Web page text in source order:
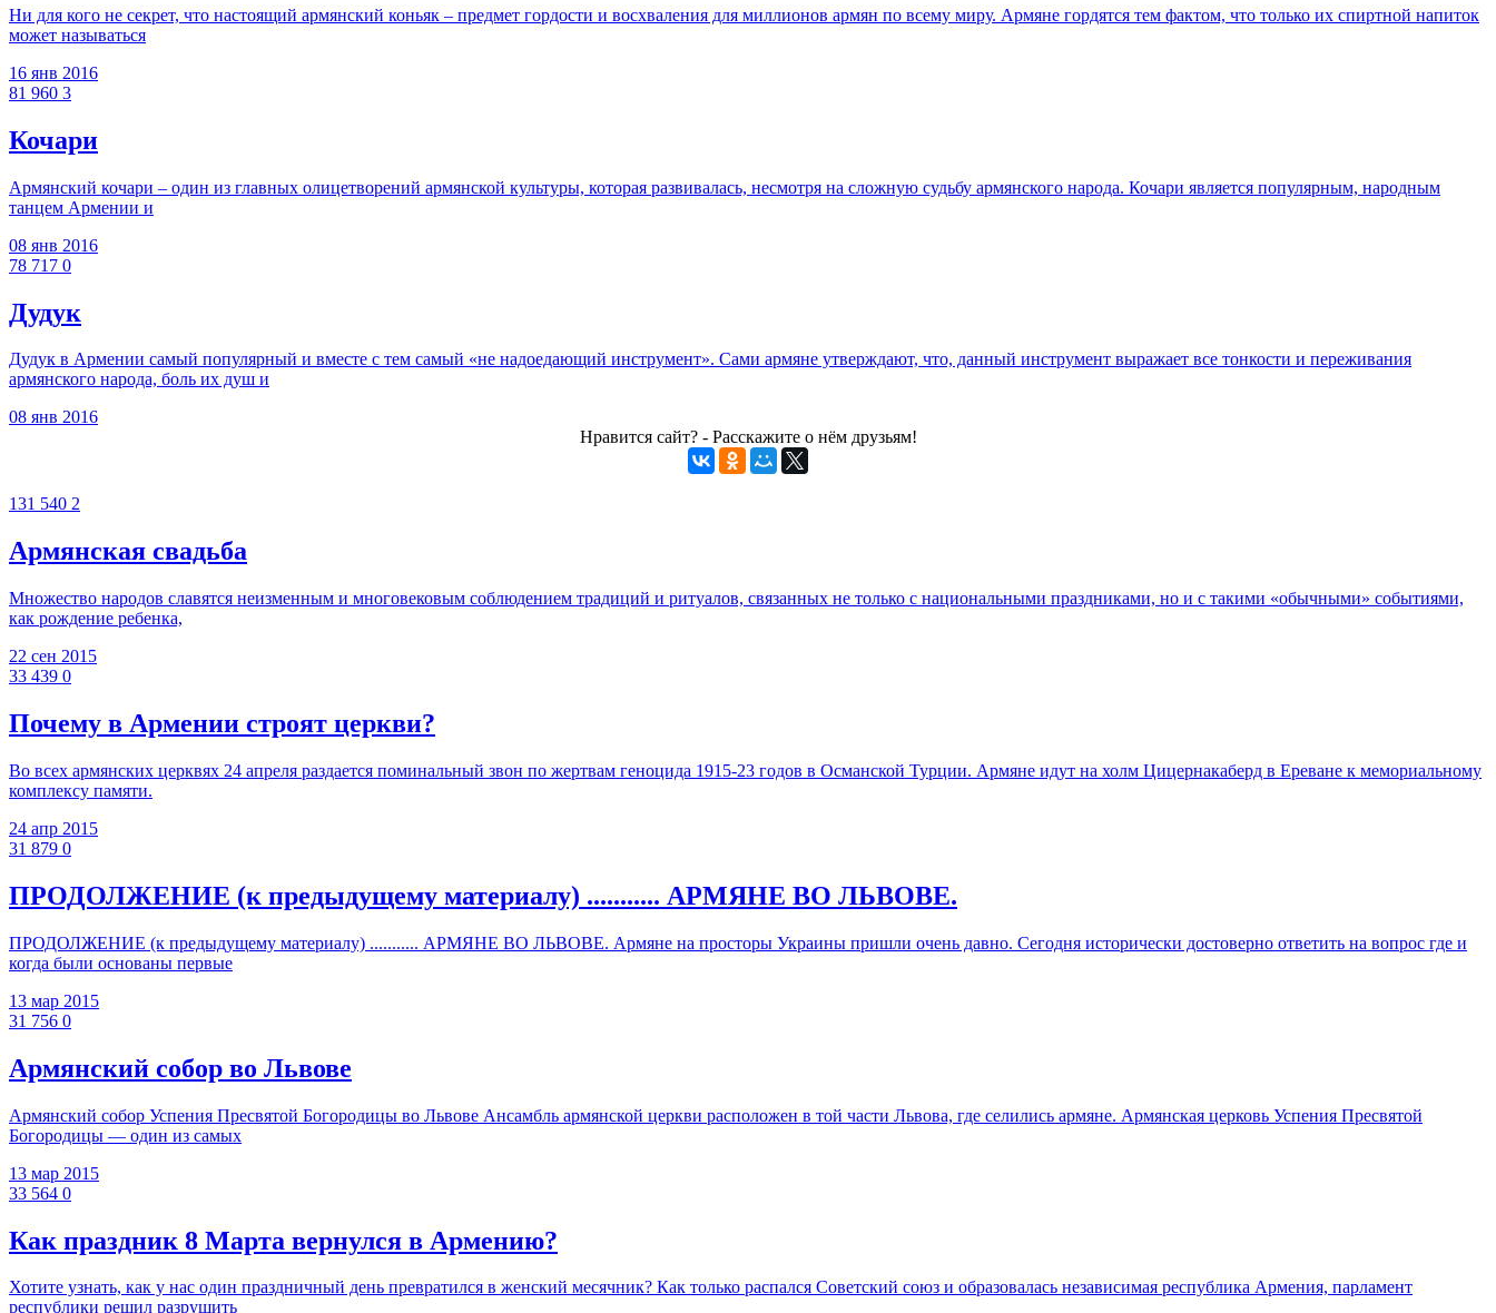
Ни для кого не секрет, что настоящий армянский коньяк – предмет гордости и восхваления для миллионов армян по всему миру. Армяне гордятся тем фактом, что только их спиртной напиток
может называться
16 янв 2016
81 960 3
Кочари
Армянский кочари – один из главных олицетворений армянской культуры, которая развивалась, несмотря на сложную судьбу армянского народа. Кочари является популярным, народным
танцем Армении и
08 янв 2016
78 717 0
Дудук
Дудук в Армении самый популярный и вместе с тем самый «не надоедающий инструмент». Сами армяне утверждают, что, данный инструмент выражает все тонкости и переживания
армянского народа, боль их душ и
08 янв 2016
Нравится сайт? - Расскажите о нём друзьям!
131 540 2
Армянская свадьба
Множество народов славятся неизменным и многовековым соблюдением традиций и ритуалов, связанных не только с национальными праздниками, но и с такими «обычными» событиями,
как рождение ребенка,
22 сен 2015
33 439 0
Почему в Армении строят церкви?
Во всех армянских церквях 24 апреля раздается поминальный звон по жертвам геноцида 1915-23 годов в Османской Турции. Армяне идут на холм Цицернакаберд в Ереване к мемориальному
комплексу памяти.
24 апр 2015
31 879 0
ПРОДОЛЖЕНИЕ (к предыдущему материалу) ........... АРМЯНЕ ВО ЛЬВОВЕ.
ПРОДОЛЖЕНИЕ (к предыдущему материалу) ........... АРМЯНЕ ВО ЛЬВОВЕ. Армяне на просторы Украины пришли очень давно. Сегодня исторически достоверно ответить на вопрос где и
когда были основаны первые
13 мар 2015
31 756 0
Армянский собор во Львове
Армянский собор Успения Пресвятой Богородицы во Львове Ансамбль армянской церкви расположен в той части Львова, где селились армяне. Армянская церковь Успения Пресвятой
Богородицы — один из самых
13 мар 2015
33 564 0
Как праздник 8 Марта вернулся в Армению?
Хотите узнать, как у нас один праздничный день превратился в женский месячник? Как только распался Советский союз и образовалась независимая республика Армения, парламент
республики решил разрушить